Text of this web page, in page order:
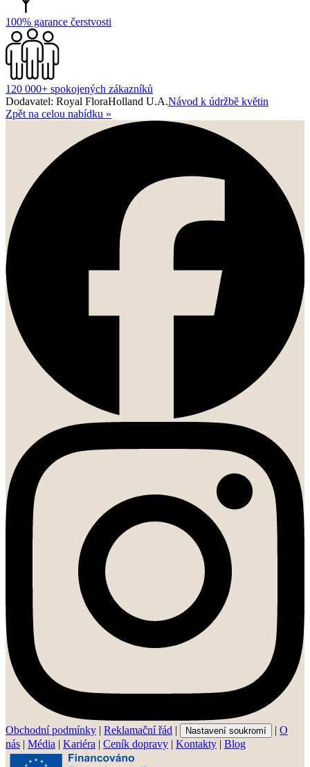
100% garance čerstvosti
120 000+ spokojených zákazníků
Dodavatel: Royal FloraHolland U.A.Návod k údržbě květin
Zpět na celou nabídku »
Obchodní podmínky | Reklamační řád | Nastavení soukromí | O
nás | Média | Kariéra | Ceník dopravy | Kontakty | Blog